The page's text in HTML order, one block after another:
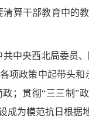
清算干部教育中的
共中央西北局委员
项政策中起带头
；贯彻“三三制”
成为模范抗日根据